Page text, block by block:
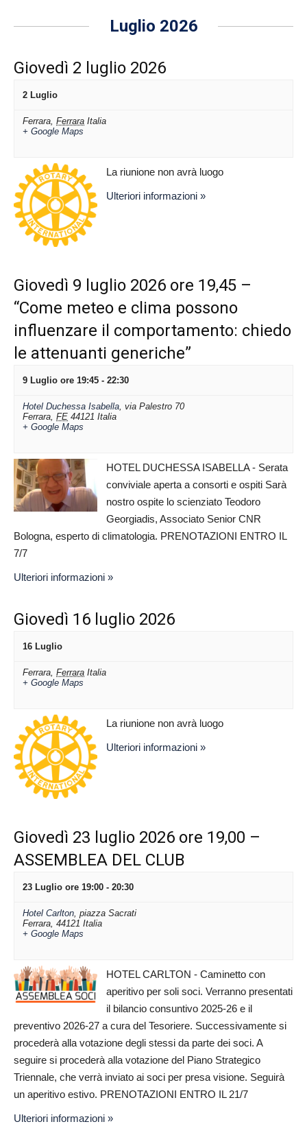
Luglio 2026
Giovedì 2 luglio 2026
2 Luglio
Ferrara Ferrara Italia
+ Google Maps
La riunione non avrà luogo
Ulteriori informazioni »
Giovedì 9 luglio 2026 ore 19,45 –
“Come meteo e clima possono
influenzare il comportamento: chiedo
le attenuanti generiche”
9 Luglio ore 19:45 - 22:30
Hotel Duchessa Isabella, via Palestro 70
Ferrara, FE 44121 Italia
+ Google Maps
HOTEL DUCHESSA ISABELLA - Serata
conviviale aperta a consorti e ospiti Sarà
nostro ospite lo scienziato Teodoro
Georgiadis, Associato Senior CNR
Bologna, esperto di climatologia. PRENOTAZIONI ENTRO IL
7/7
Ulteriori informazioni »
Giovedì 16 luglio 2026
16 Luglio
Ferrara, Ferrara Italia
+ Google Maps
La riunione non avrà luogo
Ulteriori informazioni »
Giovedì 23 luglio 2026 ore 19,00 –
ASSEMBLEA DEL CLUB
23 Luglio ore 19:00 - 20:30
Hotel Carlton piazza Sacrati
Ferrara 44121 Italia
+ Google Maps
HOTEL CARLTON - Caminetto con
aperitivo per soli soci. Verranno presentati
il bilancio consuntivo 2025-26 e il
preventivo 2026-27 a cura del Tesoriere. Successivamente si
procederà alla votazione degli stessi da parte dei soci. A
seguire si procederà alla votazione del Piano Strategico
Triennale, che verrà inviato ai soci per presa visione. Seguirà
un aperitivo estivo. PRENOTAZIONI ENTRO IL 21/7
Ulteriori informazioni »